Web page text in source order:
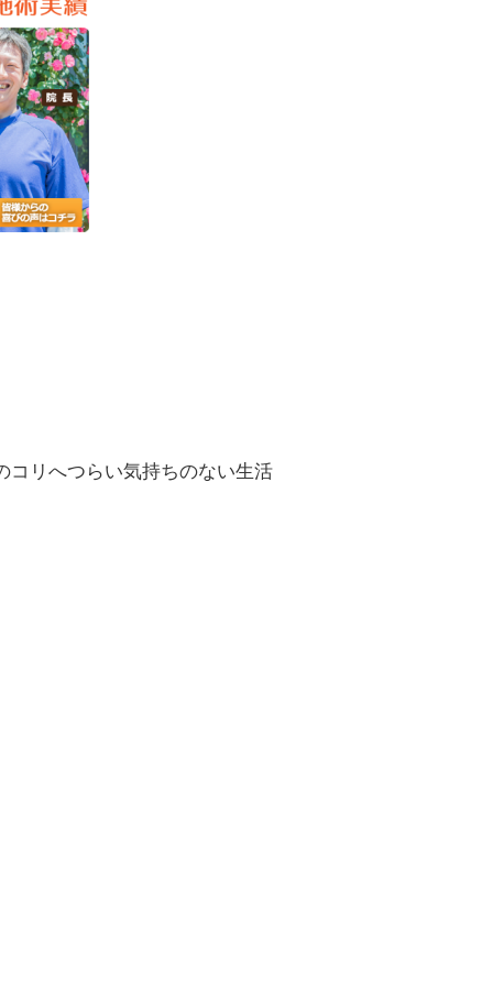
コリへつらい気持ちのない生活